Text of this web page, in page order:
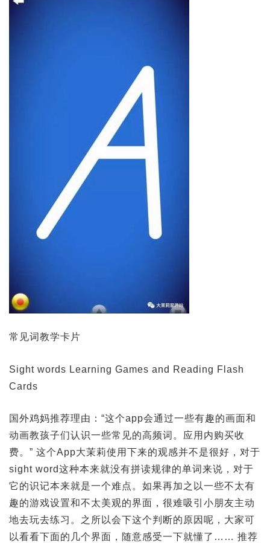
常见词教学卡片
Sight words Learning Games and Reading Flash
Cards
国外鸡妈推荐理由：“这个app会通过一些有趣的画面和
动画教孩子们认识一些常见的高频词。应用内购买收
费。” 这个App大茉莉使用下来的观感并不是很好，对于
sight word这种本来就没有拼读规律的单词来说，对于
它的识记本来就是一个难点。如果再加之以一些不太有
趣的游戏设置和不太美观的界面，很难吸引小朋友主动
地去玩去练习。之所以会下这个判断的原因呢，大家可
以看看下面的几个界面，随意感受一下就懂了…… 推荐